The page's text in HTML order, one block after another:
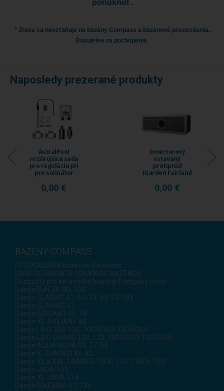
ponúknuť.
* Zľava sa nevzťahuje na bazény Compass a bazénové prestrešenia.
Ďakujeme za pochopenie.
Naposledy prezerané produkty
Invertorový
vstavaný
protiprúd
iGarden Fairland
230 ...
0,00 €
Invertorový
vstavaný
protiprúd
iGarden Fairland
120 ...
0,00 €
BAZÉNY COMPASS
FOTOGALÉRIA bazénov Compass
NAŠE REFERENCIE COMPASS BAZÉNOV
Rozpočty pre keramické bazény Compass Pools
Bazén FUN 74, 80, 100
Bazén CLASSIC 53, 63, 73, 83, 93, 103
Bazén CLASSIC 62
Bazén BRILIANT 66, 74
Bazén XL-BRILIANT 88
Bazén LIDO 100, 120, 100 ROLO, 120 ROLO
Bazén LIDO GRAND 100, 120, 100 ROLO, 120 ROLO
Bazén AQUA NOVA 53, 77, 84
Bazén X-TRAINER 45, 82
Bazén XL a XXL TRAINER 72FB, 110, 110FB, 133
Bazén JAVA 101
Bazén XL-JAVA 114
Bazén RIVERINA 67, 106